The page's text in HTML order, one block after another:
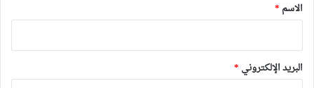
*
الاسم *
البريد الإلكتروني *